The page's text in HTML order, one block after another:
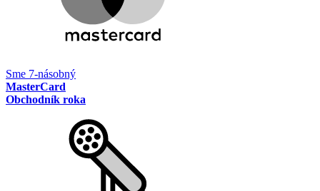
Sme 7-násobný
MasterCard
Obchodník roka